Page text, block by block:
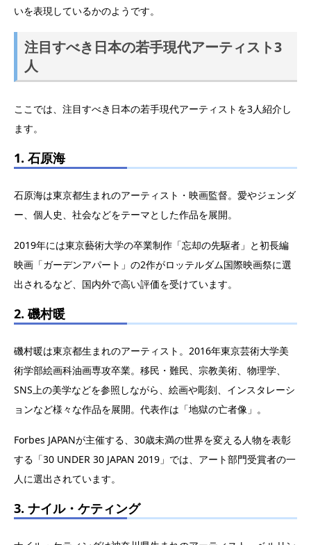
いを表現しているかのようです。
注目すべき日本の若手現代アーティスト3
人
ここでは、注目すべき日本の若手現代アーティストを3人紹介し
ます。
1. 石原海
石原海は東京都生まれのアーティスト・映画監督。愛やジェンダ
ー、個人史、社会などをテーマとした作品を展開。
2019年には東京藝術大学の卒業制作「忘却の先駆者」と初長編
映画「ガーデンアパート」の2作がロッテルダム国際映画祭に選
出されるなど、国内外で高い評価を受けています。
2. 磯村暖
磯村暖は東京都生まれのアーティスト。2016年東京芸術大学美
術学部絵画科油画専攻卒業。移民・難民、宗教美術、物理学、
SNS上の美学などを参照しながら、絵画や彫刻、インスタレーシ
ョンなど様々な作品を展開。代表作は「地獄の亡者像」。
Forbes JAPANが主催する、30歳未満の世界を変える人物を表彰
する「30 UNDER 30 JAPAN 2019」では、アート部門受賞者の一
人に選出されています。
3. ナイル・ケティング